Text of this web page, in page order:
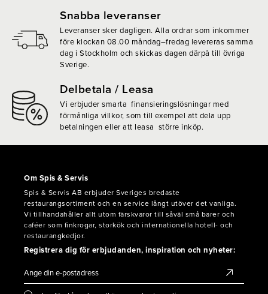
Snabba leveranser
Leveranser sker dagligen. Alla ordrar som inkommer
före klockan 08.00 måndag–fredag levereras samma
dag i Stockholm och skickas dagen därpå till övriga
Sverige.
Delbetala / Leasa
Vi erbjuder smarta finansieringslösningar med
förmånliga villkor, som till exempel att dela upp
betalningen eller att leasa större inköp.
Om Spis & Servis
Spis & Servis AB erbjuder Sveriges bredaste
restaurangsortiment och en service långt utöver det vanliga.
Vi tillhandahåller allt utom färskvaror till såväl små barer och
caféer som finkrogar, storkök och internationella hotell- och
restaurangkedjor.
Registrera dig för erbjudanden, inspiration och nyheter: